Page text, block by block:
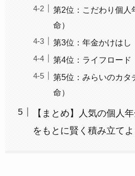
第2位：こだわり個人
命）
第3位：年金かけはし
第4位：ライフロード
第5位：みらいのカタ
命）
【まとめ】人気の個人
をもとに賢く積み立てよ